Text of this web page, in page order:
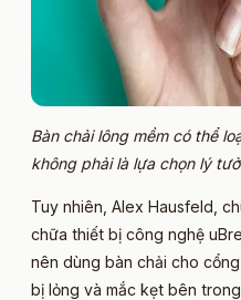
Bàn chải lông mềm có thể
không phải là lựa chọn lý
Tuy nhiên, Alex Hausfeld,
chữa thiết bị công nghệ
nên dùng bàn chải cho
bị lỏng và mắc kẹt bên